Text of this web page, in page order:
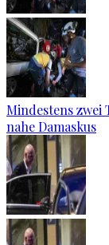
Mindestens zwei
nahe Damaskus